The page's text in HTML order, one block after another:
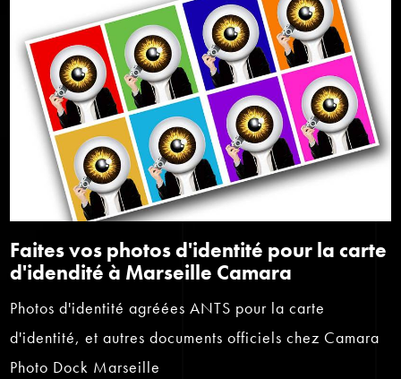
Faites vos photos d'identité pour la carte
d'idendité à Marseille Camara
Photos d'identité agréées ANTS pour la carte
d'identité, et autres documents officiels chez Camara
Photo Dock Marseille